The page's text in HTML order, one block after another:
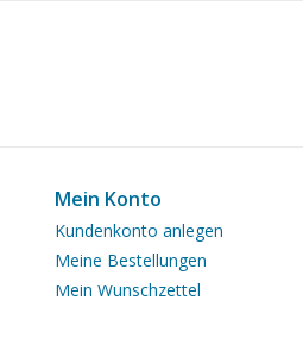
Mein Konto
Kundenkonto anlegen
Meine Bestellungen
Mein Wunschzettel